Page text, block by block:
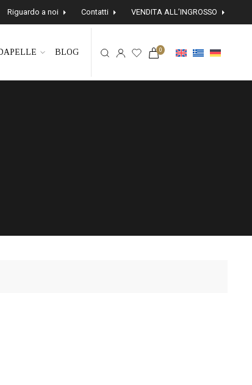
Riguardo a noi Contatti VENDITA ALL’INGROSSO
BLOG 0